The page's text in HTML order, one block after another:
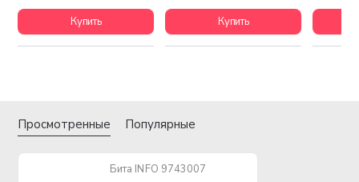
Купить Купить
Просмотренные Популярные
Бита INFO 9743007